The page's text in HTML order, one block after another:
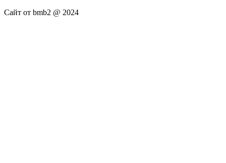
Сайт от bmb2 @ 2024